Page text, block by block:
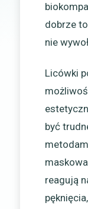
dobrze
nie
Licówki
być
reagują